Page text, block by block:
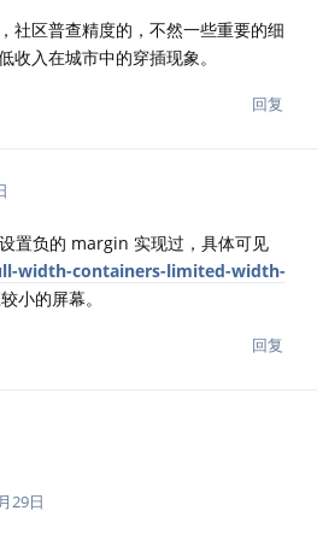
社区普查精度的，不然一些重要的细
收入在城市中的穿插现象。
回复
置负的 margin 实现过，具体可见
width-containers-limited-width-
小的屏幕。
回复
29日